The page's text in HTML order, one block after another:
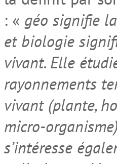
: « géo signifie
et biologie
vivant. Elle
rayonnements
vivant (plante,
micro-
s’intéresse